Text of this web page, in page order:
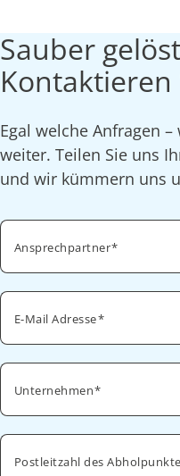
Sauber
Kontaktieren
Egal welche Anfragen
weiter. Teilen Sie uns
und wir kümmern uns
Ansprechpartner
E-Mail Adresse
Unternehmen
Postleitzahl des